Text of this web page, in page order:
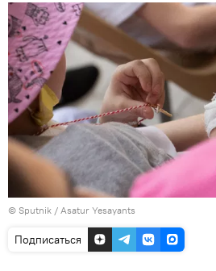
© Sputnik / Asatur Yesayants
Подписаться